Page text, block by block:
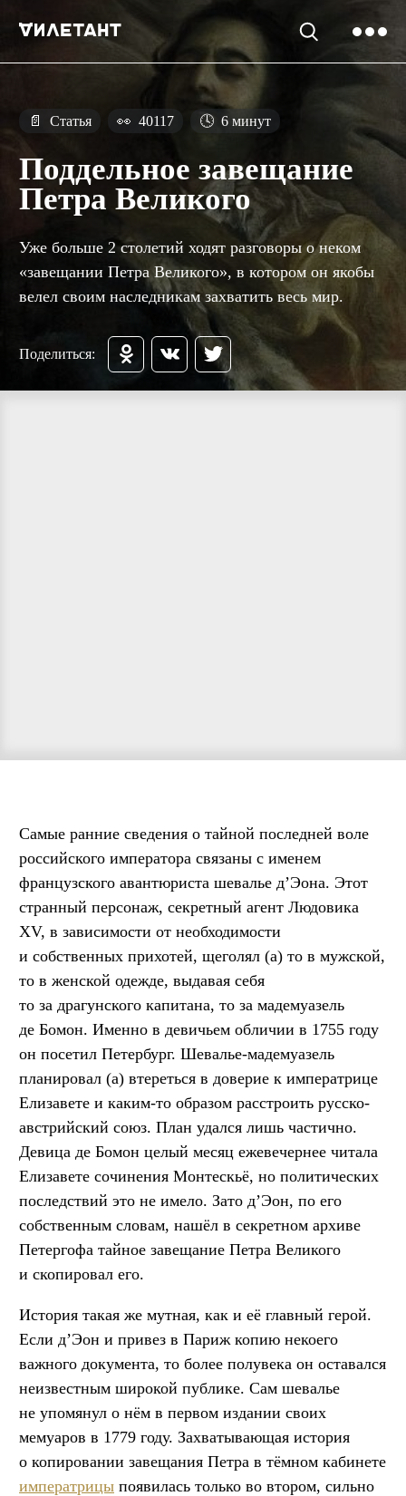
📄 Статья 👀 40117 🕓 6 минут
Поддельное завещание
Петра Великого
Уже больше 2 столетий ходят разговоры о неком
«завещании Петра Великого», в котором он якобы
велел своим наследникам захватить весь мир.
Поделиться:
Самые ранние сведения о тайной последней воле
российского императора связаны с именем
французского авантюриста шевалье д’Эона. Этот
странный персонаж, секретный агент Людовика
XV, в зависимости от необходимости
и собственных прихотей, щеголял (а) то в мужской,
то в женской одежде, выдавая себя
то за драгунского капитана, то за мадемуазель
де Бомон. Именно в девичьем обличии в 1755 году
он посетил Петербург. Шевалье-мадемуазель
планировал (а) втереться в доверие к императрице
Елизавете и каким-то образом расстроить русско-
австрийский союз. План удался лишь частично.
Девица де Бомон целый месяц ежевечернее читала
Елизавете сочинения Монтескьё, но политических
последствий это не имело. Зато д’Эон, по его
собственным словам, нашёл в секретном архиве
Петергофа тайное завещание Петра Великого
и скопировал его.
История такая же мутная, как и её главный герой.
Если д’Эон и привез в Париж копию некоего
важного документа, то более полувека он оставался
неизвестным широкой публике. Сам шевалье
не упомянул о нём в первом издании своих
мемуаров в 1779 году. Захватывающая история
о копировании завещания Петра в тёмном кабинете
императрицы появилась только во втором, сильно